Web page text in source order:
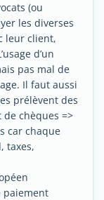
(ou
les diverses
leur client,
d’un
pas mal de
Il faut aussi
prélèvent des
de chèques =>
car chaque
taxes,
paiement